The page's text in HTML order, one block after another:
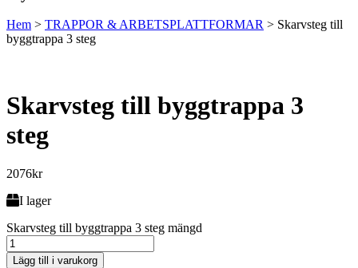
Hem > TRAPPOR & ARBETSPLATTFORMAR > Skarvsteg till
byggtrappa 3 steg
Skarvsteg till byggtrappa 3
steg
2076kr
I lager
Skarvsteg till byggtrappa 3 steg mängd
Lägg till i varukorg